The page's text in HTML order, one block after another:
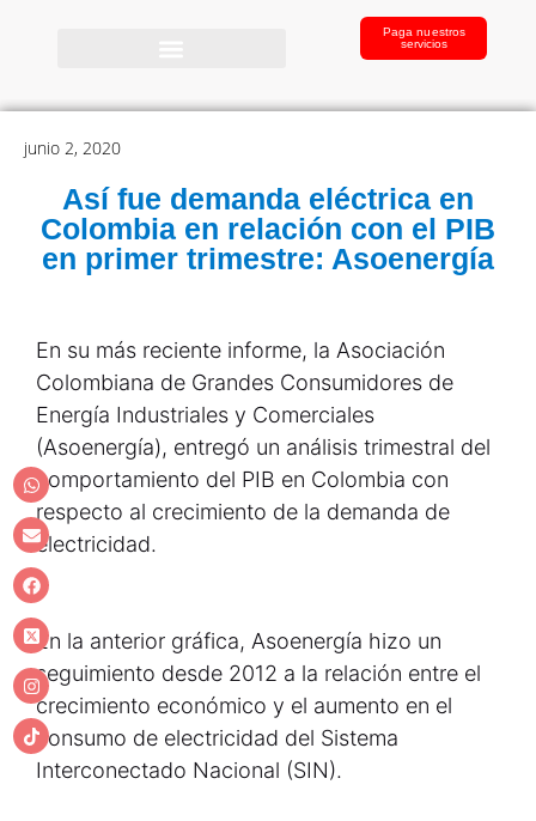
Paga nuestros
servicios
junio 2, 2020
Así fue demanda eléctrica en
Colombia en relación con el PIB
en primer trimestre: Asoenergía
En su más reciente informe, la Asociación
Colombiana de Grandes Consumidores de
Energía Industriales y Comerciales
(Asoenergía), entregó un análisis trimestral del
comportamiento del PIB en Colombia con
respecto al crecimiento de la demanda de
electricidad.
En la anterior gráfica, Asoenergía hizo un
seguimiento desde 2012 a la relación entre el
crecimiento económico y el aumento en el
consumo de electricidad del Sistema
Interconectado Nacional (SIN).